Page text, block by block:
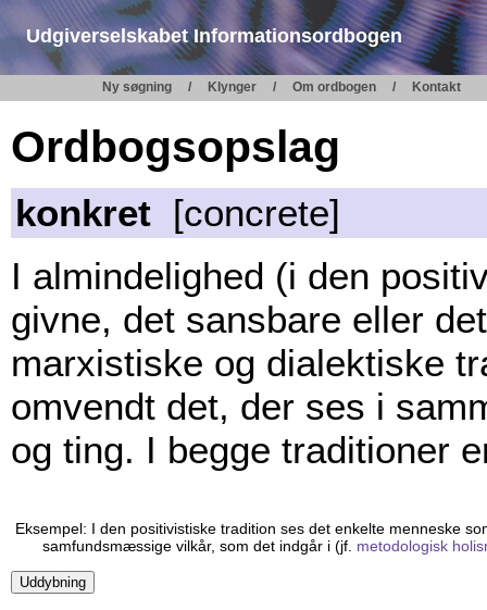
Udgiverselskabet Informationsordbogen
Ny søgning Klynger Om ordbogen Kontakt
Ordbogsopslag
konkret [concrete]
I almindelighed (i den
givne, det sansbare eller
marxistiske og dialektiske
omvendt det, der ses i
og ting. I begge traditioner
Eksempel: I den positivistiske tradition ses det enkelte menneske
samfundsmæssige vilkår, som det indgår i (jf. metodologisk